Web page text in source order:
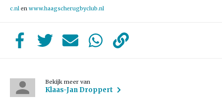
c.nl en www.haagscherugbyclub.nl
Bekijk meer van
Klaas-Jan Droppert